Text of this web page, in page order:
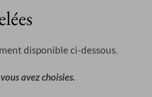
disponible ci-dessous.
avez choisies.